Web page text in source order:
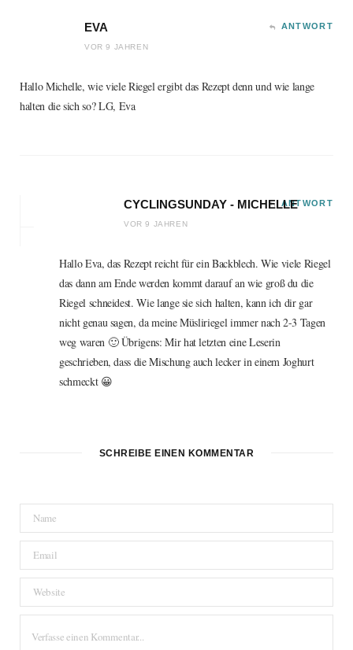
EVA
VOR 9 JAHREN
ANTWORT
Hallo Michelle, wie viele Riegel ergibt das Rezept denn und wie lange
halten die sich so? LG, Eva
CYCLINGSUNDAY - MICHELLE
VOR 9 JAHREN
ANTWORT
Hallo Eva, das Rezept reicht für ein Backblech. Wie viele Riegel
das dann am Ende werden kommt darauf an wie groß du die
Riegel schneidest. Wie lange sie sich halten, kann ich dir gar
nicht genau sagen, da meine Müsliriegel immer nach 2-3 Tagen
weg waren 🙂 Übrigens: Mir hat letzten eine Leserin
geschrieben, dass die Mischung auch lecker in einem Joghurt
schmeckt 😀
SCHREIBE EINEN KOMMENTAR